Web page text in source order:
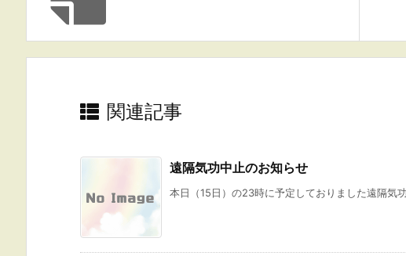
関連記事
遠隔気功中止のお知らせ
本日（15日）の23時に予定しておりました遠隔気